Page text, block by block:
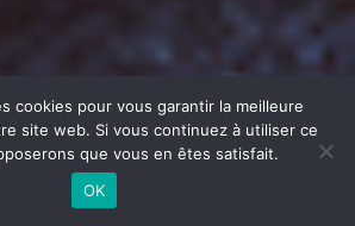
cookies pour vous garantir la meilleure
site web. Si vous continuez à utiliser ce
que vous en êtes satisfait.
OK